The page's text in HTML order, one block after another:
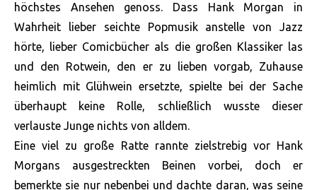
höchstes Ansehen genoss. Dass Hank Morgan in
Wahrheit lieber seichte Popmusik anstelle von Jazz
hörte, lieber Comicbücher als die großen Klassiker las
und den Rotwein, den er zu lieben vorgab, Zuhause
heimlich mit Glühwein ersetzte, spielte bei der Sache
überhaupt keine Rolle, schließlich wusste dieser
verlauste Junge nichts von alldem.
Eine viel zu große Ratte rannte zielstrebig vor Hank
Morgans ausgestreckten Beinen vorbei, doch er
bemerkte sie nur nebenbei und dachte daran, was seine